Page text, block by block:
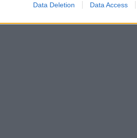
Data Deletion Data Access